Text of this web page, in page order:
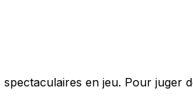
en jeu. Pour juger